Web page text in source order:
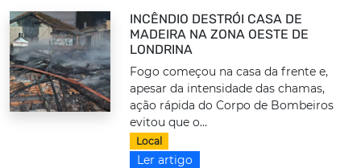
INCÊNDIO DESTRÓI CASA DE
MADEIRA NA ZONA OESTE DE
LONDRINA
Fogo começou na casa da frente e,
apesar da intensidade das chamas,
ação rápida do Corpo de Bombeiros
evitou que o...
Local
Ler artigo